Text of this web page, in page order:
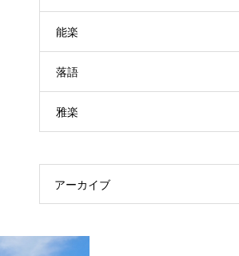
能楽
落語
雅楽
アーカイブ